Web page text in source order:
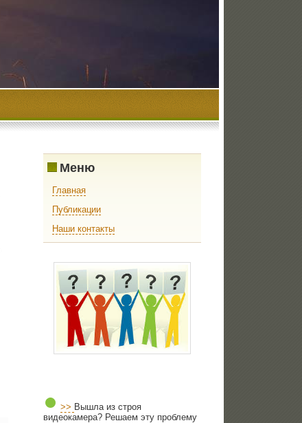
Меню
Главная
Публикации
Наши контакты
>> Вышла из строя
видеокамера? Решаем эту проблему